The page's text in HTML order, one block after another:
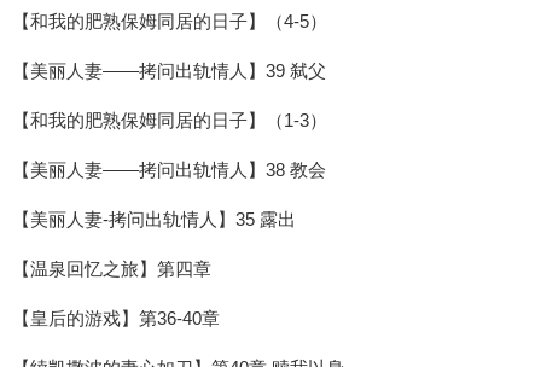
【和我的肥熟保姆同居的日子】（4-5）
【美丽人妻——拷问出轨情人】39 弑父
【和我的肥熟保姆同居的日子】（1-3）
【美丽人妻——拷问出轨情人】38 教会
【美丽人妻-拷问出轨情人】35 露出
【温泉回忆之旅】第四章
【皇后的游戏】第36-40章